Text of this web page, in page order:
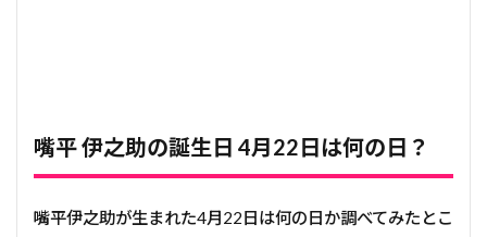
嘴平 伊之助の誕生日 4月22日は何の日？
嘴平伊之助が生まれた4月22日は何の日か調べてみたとこ